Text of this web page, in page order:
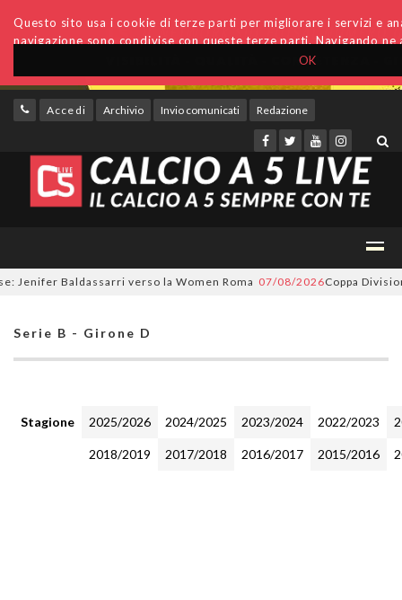
OK
Questo sito usa i cookie di terze parti per migliorare i servizi e
navigazione sono condivise con queste terze parti. Navigando
Accedi Archivio Invio comunicati Redazione
Baldassarri verso la Women Roma 07/08/2026Coppa Divisione,
Serie B - Girone D
Stagione 2025/2026 2024/2025 2023/2024 2022/2023
2018/2019 2017/2018 2016/2017 2015/2016